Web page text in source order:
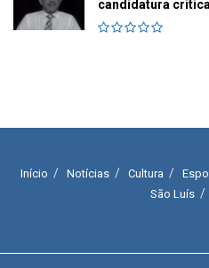
candidatura
Início Notícias Cultura
São Luís